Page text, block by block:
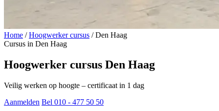
Home / Hoogwerker cursus / Den Haag
Cursus in Den Haag
Hoogwerker cursus Den Haag
Veilig werken op hoogte – certificaat in 1 dag
Aanmelden Bel 010 - 477 50 50